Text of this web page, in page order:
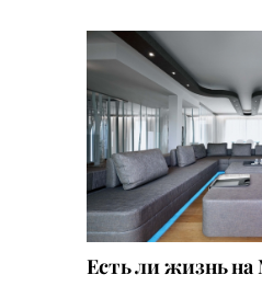
Есть ли жизнь на